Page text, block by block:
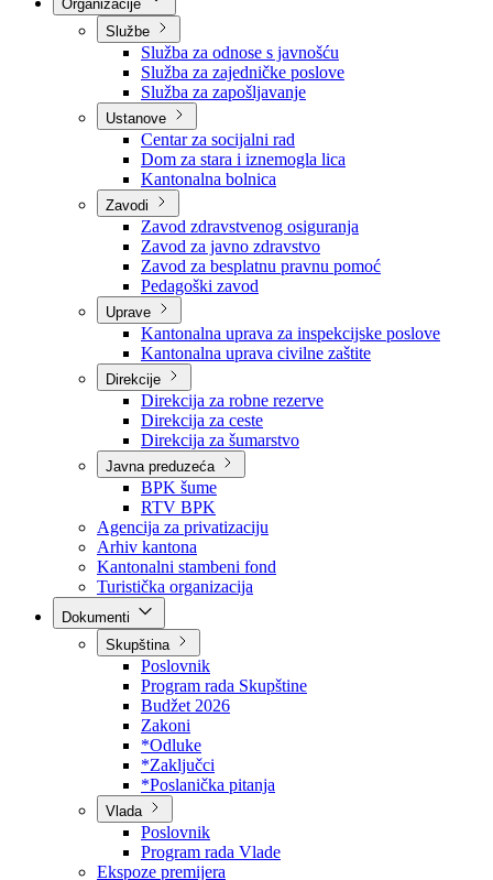
Nadležnosti
Sjednice Vlade
Službe
Služba za odnose s javnošću
Služba za zajedničke poslove
Služba za zapošljavanje
Ustanove
Centar za socijalni rad
Dom za stara i iznemogla lica
Kantonalna bolnica
Zavodi
Zavod zdravstvenog osiguranja
Zavod za javno zdravstvo
Zavod za besplatnu pravnu pomoć
Pedagoški zavod
Uprave
Kantonalna uprava za inspekcijske poslove
Kantonalna uprava civilne zaštite
Direkcije
Direkcija za robne rezerve
Direkcija za ceste
Direkcija za šumarstvo
Javna preduzeća
BPK šume
RTV BPK
Agencija za privatizaciju
Arhiv kantona
Kantonalni stambeni fond
Turistička organizacija
Skupština
Poslovnik
Program rada Skupštine
Budžet 2026
Zakoni
*Odluke
*Zaključci
*Poslanička pitanja
Vlada